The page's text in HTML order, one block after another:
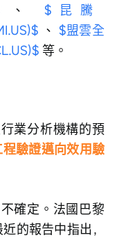
、 $昆騰
、 $盟雲全
等。
業分析機構的預
驗證邁向效用驗
確定。法國巴黎
的報告中指出，